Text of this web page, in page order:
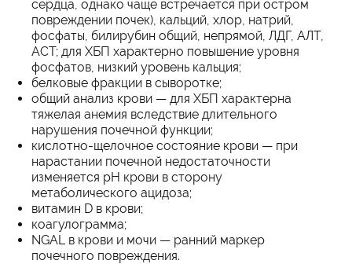
сердца, однако чаще встречается при остром
повреждении почек), кальций, хлор, натрий,
фосфаты, билирубин общий, непрямой, ЛДГ, АЛТ,
АСТ; для ХБП характерно повышение уровня
фосфатов, низкий уровень кальция;
белковые фракции в сыворотке;
общий анализ крови — для ХБП характерна
тяжелая анемия вследствие длительного
нарушения почечной функции;
кислотно-щелочное состояние крови — при
нарастании почечной недостаточности
изменяется pH крови в сторону
метаболического ацидоза;
витамин D в крови;
коагулограмма;
NGAL в крови и мочи — ранний маркер
почечного повреждения.